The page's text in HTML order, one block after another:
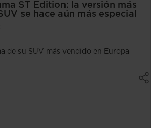
ST Edition: la versión más
se hace aún más especial
de su SUV más vendido en Europa